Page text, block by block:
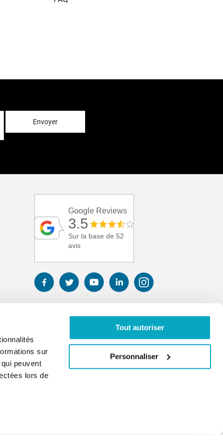
sur
peuvent
lors de
Tout autoriser
Personnaliser
Envoyer
Google Reviews
3.5
Sur la base de 52
avis